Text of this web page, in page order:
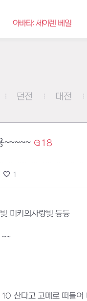
아바타 & 헤어 컬러 팔레트
던전 대전
~~~~~ 18
1
미키의사랑빛 등등
~~
산다고 고메로 떠들어